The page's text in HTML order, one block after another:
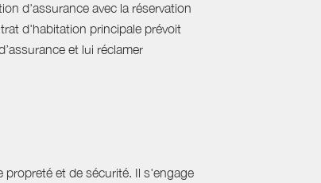
d'assurance avec la réservation
d'habitation principale prévoit
et lui réclamer
et de sécurité. Il s'engage